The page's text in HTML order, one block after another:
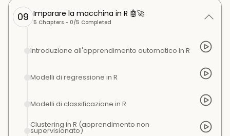
09 Imparare la macchina in R 🤖🚀
5 Chapters - 0/5 Completed
Introduzione all'apprendimento automatico in R
Modelli di regressione in R
Modelli di classificazione in R
Clustering in R (apprendimento non
supervisionato)